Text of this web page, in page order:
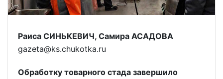
Раиса СИНЬКЕВИЧ, Самира АСАДОВА
gazeta@ks.chukotka.ru
Обработку товарного стада завершило